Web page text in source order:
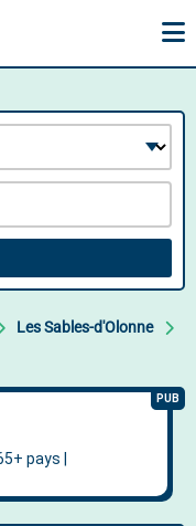
Les Sables-d'Olonne